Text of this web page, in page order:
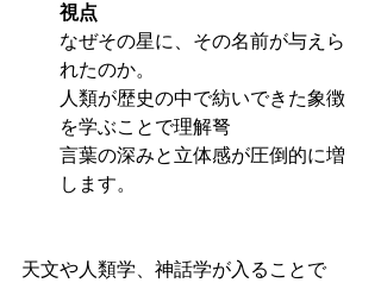
視点
なぜその星に、その名前が与えら
れたのか。
人類が歴史の中で紡いできた象徴
を学ぶことで理解弩
言葉の深みと立体感が圧倒的に増
します。
天文や人類学、神話学が入ることで